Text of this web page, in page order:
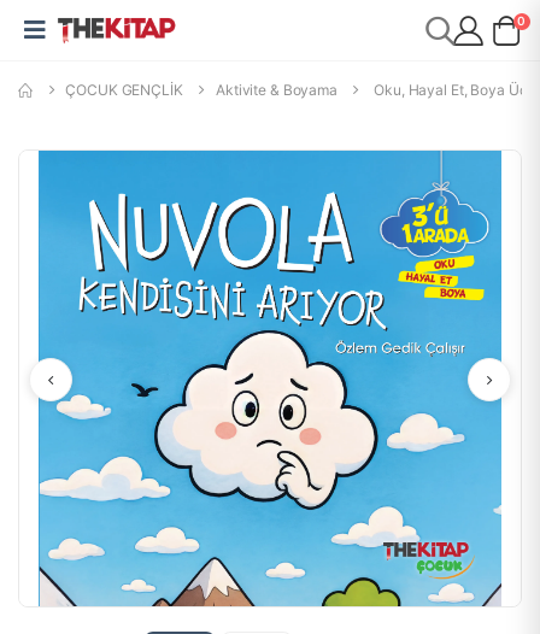
0
ÇOCUK GENÇLİK Aktivite & Boyama Oku, Hayal Et, Boya Üçü